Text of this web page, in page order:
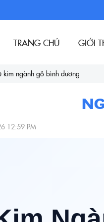
TRANG CHỦ GIỚI
kim ngành gỗ bình dương
12:59 PM